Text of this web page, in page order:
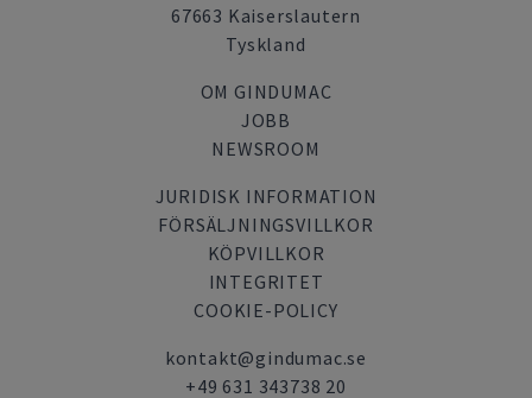
67663 Kaiserslautern
Tyskland
OM GINDUMAC
JOBB
NEWSROOM
JURIDISK INFORMATION
FÖRSÄLJNINGSVILLKOR
KÖPVILLKOR
INTEGRITET
COOKIE-POLICY
kontakt@gindumac.se
+49 631 343738 20